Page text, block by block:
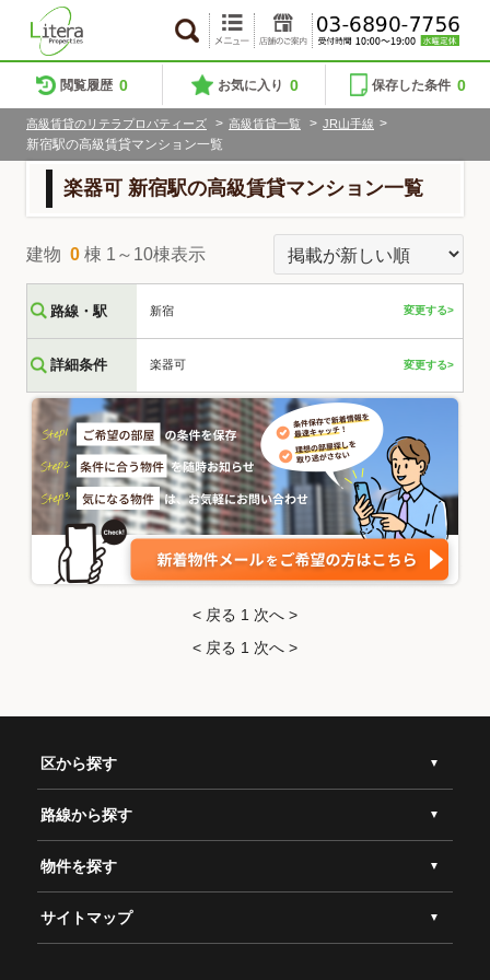
閲覧履歴 0 お気に入り 0 保存した条件 0
高級賃貸のリテラプロパティーズ > 高級賃貸一覧 > JR山手線 >
新宿駅の高級賃貸マンション一覧
楽器可 新宿駅の高級賃貸マンション一覧
建物 0 棟 1～10棟表示
路線・駅 新宿 変更する>
詳細条件 楽器可 変更する>
< 戻る 1 次へ >
< 戻る 1 次へ >
区から探す
路線から探す
物件を探す
サイトマップ